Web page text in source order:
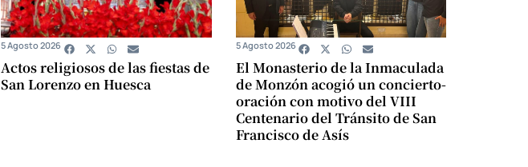
Actos religiosos de las fiestas de
San Lorenzo en Huesca
5 Agosto 2026
El Monasterio de la Inmaculada
de Monzón acogió un concierto-
oración con motivo del VIII
Centenario del Tránsito de San
Francisco de Asís
5 Agosto 2026